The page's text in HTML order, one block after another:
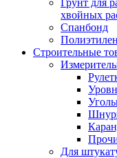
Грунт для
хвойных
Спанбонд
Строительные
Для